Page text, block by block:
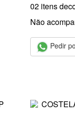
02 itens
Não
Pedir